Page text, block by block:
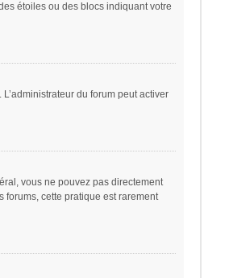
étoiles ou des blocs indiquant votre
du forum peut activer
vous ne pouvez pas directement
forums, cette pratique est rarement